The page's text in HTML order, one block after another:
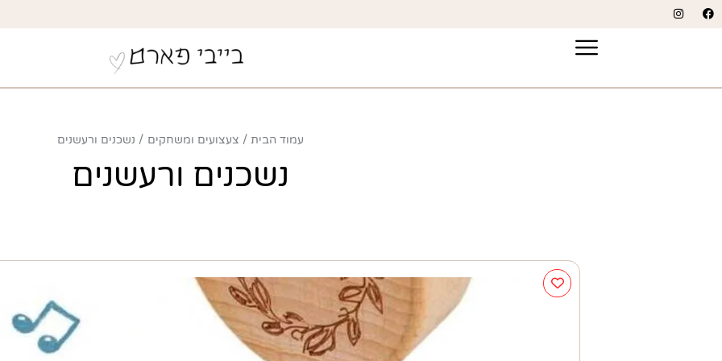
עמוד הבית צעצועים ומשחקים נשכנים ורעשנים
נשכנים ורעשנים